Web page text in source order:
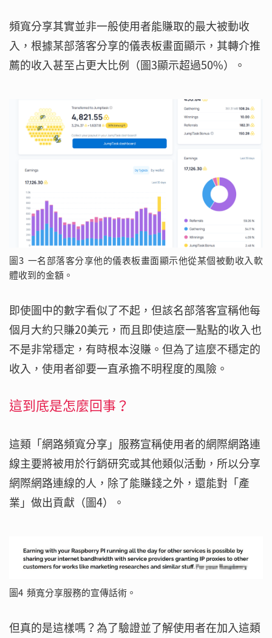
頻寬分享其實並非一般使用者能賺取的最大被動收
入，根據某部落客分享的儀表板畫面顯示，其轉介推
薦的收入甚至占更大比例（圖3顯示超過50%）。
圖3 一名部落客分享他的儀表板畫面顯示他從某個被動收入軟
體收到的金額。
即使圖中的數字看似了不起，但該名部落客宣稱他每
個月大約只賺20美元，而且即使這麼一點點的收入也
不是非常穩定，有時根本沒賺。但為了這麼不穩定的
收入，使用者卻要一直承擔不明程度的風險。
這到底是怎麼回事？
這類「網路頻寬分享」服務宣稱使用者的網際網路連
線主要將被用於行銷研究或其他類似活動，所以分享
網際網路連線的人，除了能賺錢之外，還能對「產
業」做出貢獻（圖4）。
圖4 頻寬分享服務的宣傳話術。
但真的是這樣嗎？為了驗證並了解使用者在加入這類